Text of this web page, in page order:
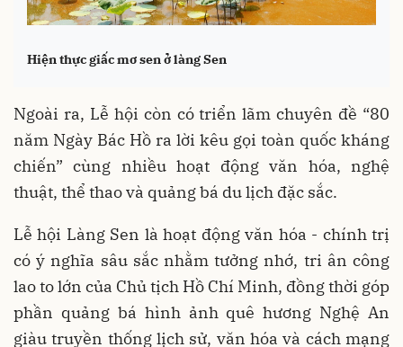
Hiện thực giấc mơ sen ở làng Sen
Ngoài ra, Lễ hội còn có triển lãm chuyên đề “80
năm Ngày Bác Hồ ra lời kêu gọi toàn quốc kháng
chiến” cùng nhiều hoạt động văn hóa, nghệ
thuật, thể thao và quảng bá du lịch đặc sắc.
Lễ hội Làng Sen là hoạt động văn hóa - chính trị
có ý nghĩa sâu sắc nhằm tưởng nhớ, tri ân công
lao to lớn của Chủ tịch Hồ Chí Minh, đồng thời góp
phần quảng bá hình ảnh quê hương Nghệ An
giàu truyền thống lịch sử, văn hóa và cách mạng